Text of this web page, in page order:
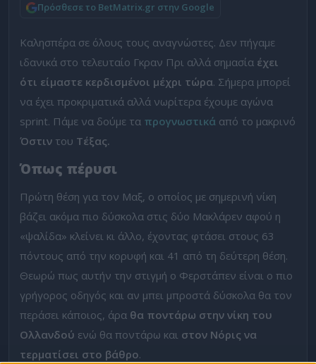
Πρόσθεσε το BetMatrix.gr στην Google
Καλησπέρα σε όλους τους αναγνώστες. Δεν πήγαμε
ιδανικά στο τελευταίο Γκραν Πρι αλλά σημασία έχει
ότι είμαστε κερδισμένοι μέχρι τώρα. Σήμερα μπορεί
να έχει προκριματικά αλλά νωρίτερα έχουμε αγώνα
sprint. Πάμε να δούμε τα προγνωστικά από το μακρινό
Όστιν του Τέξας.
Όπως πέρυσι
Πρώτη θέση για τον Μαξ, ο οποίος με σημερινή νίκη
βάζει ακόμα πιο δύσκολα στις δύο Μακλάρεν αφού η
«ψαλίδα» κλείνει κι άλλο, έχοντας φτάσει στους 63
πόντους από την κορυφή και 41 από τη δεύτερη θέση.
Θεωρώ πως αυτήν την στιγμή ο Φερστάπεν είναι ο πιο
γρήγορος οδηγός και αν μπει μπροστά δύσκολα θα τον
περάσει κάποιος, άρα θα ποντάρω στην νίκη του
Ολλανδού ενώ θα ποντάρω και στον Νόρις να
τερματίσει στο βάθρο.